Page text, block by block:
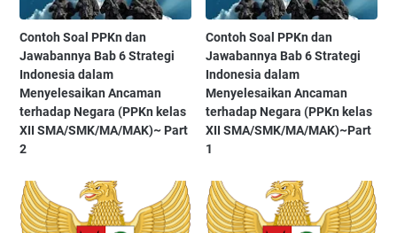
Contoh Soal PPKn dan
Jawabannya Bab 6 Strategi
Indonesia dalam
Menyelesaikan Ancaman
terhadap Negara (PPKn kelas
XII SMA/SMK/MA/MAK)~ Part
2
Contoh Soal PPKn dan
Jawabannya Bab 6 Strategi
Indonesia dalam
Menyelesaikan Ancaman
terhadap Negara (PPKn kelas
XII SMA/SMK/MA/MAK)~Part
1